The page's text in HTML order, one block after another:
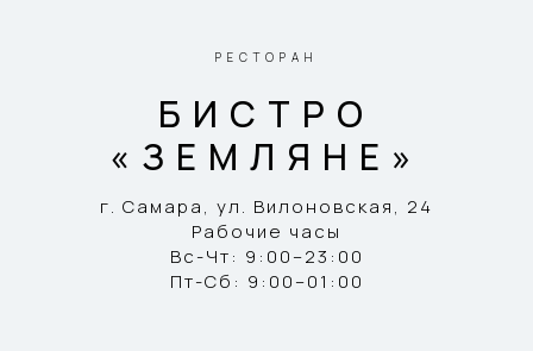
РЕСТОРАН
БИСТРО
«ЗЕМЛЯНЕ»
г. Самара, ул. Вилоновская, 24
Рабочие часы
Вс-Чт: 9:00–23:00
Пт-Сб: 9:00–01:00